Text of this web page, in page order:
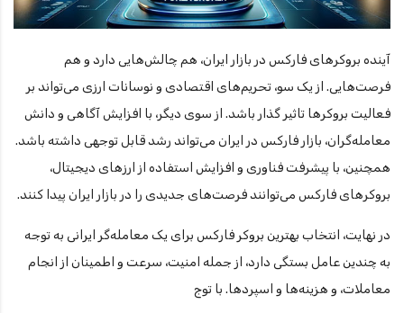
آینده بروکرهای فارکس در بازار ایران، هم چالش‌هایی دارد و هم
فرصت‌هایی. از یک سو، تحریم‌های اقتصادی و نوسانات ارزی می‌تواند بر
فعالیت بروکرها تاثیر گذار باشد. از سوی دیگر، با افزایش آگاهی و دانش
معامله‌گران، بازار فارکس در ایران می‌تواند رشد قابل توجهی داشته باشد.
همچنین، با پیشرفت فناوری و افزایش استفاده از ارزهای دیجیتال،
بروکرهای فارکس می‌توانند فرصت‌های جدیدی را در بازار ایران پیدا کنند.
در نهایت، انتخاب بهترین بروکر فارکس برای یک معامله‌گر ایرانی به توجه
به چندین عامل بستگی دارد، از جمله امنیت، سرعت و اطمینان از انجام
معاملات، و هزینه‌ها و اسپردها. با توج